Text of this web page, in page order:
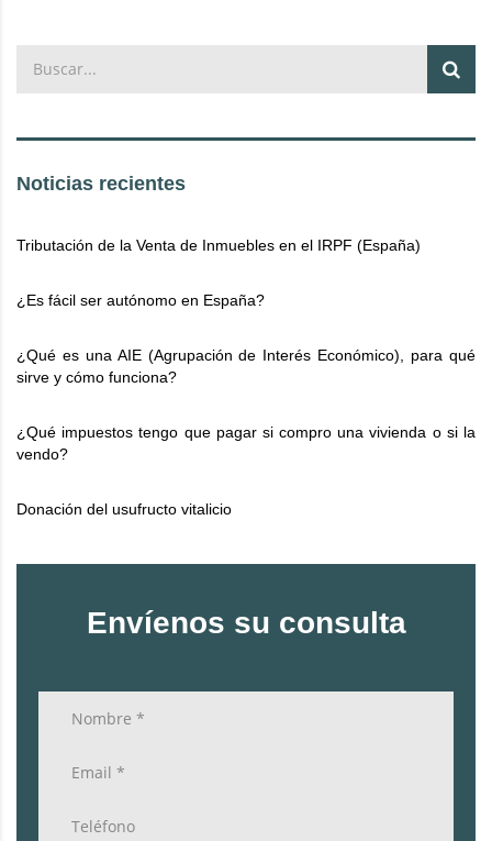
Noticias recientes
Tributación de la Venta de Inmuebles en el IRPF (España)
¿Es fácil ser autónomo en España?
¿Qué es una AIE (Agrupación de Interés Económico), para qué
sirve y cómo funciona?
¿Qué impuestos tengo que pagar si compro una vivienda o si la
vendo?
Donación del usufructo vitalicio
Envíenos su consulta